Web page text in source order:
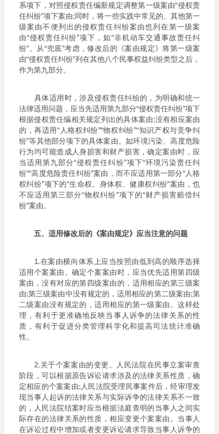
系项下，对照侵权责任编新规定调整第一级案由“侵权责
任纠纷”项下案由;同时，将一些实践中常见的、其他第一
级案由不便列出的侵权责任纠纷案由也列在第一级案
由“侵权责任纠纷”项下，如“非机动车交通事故责任纠
纷”。从“兜底”考虑，修改后的《案由规定》将第一级案
由“侵权责任纠纷”列在其他八个民事权益纠纷类型之后，
作为第九部分。
具体适用时，涉及侵权责任纠纷的，为明确和统一
法律适用问题，应当先适用第九部分“侵权责任纠纷”项下
根据侵权责任编相关规定列出的具体案由;没有相应案由
的，再适用“人格权纠纷”“物权纠纷”“知识产权与竞争纠
纷”等其他部分项下的具体案由。如环境污染、高度危险
行为均可能造成人身损害和财产损害，确定案由时，应
当适用第九部分“侵权责任纠纷”项下“环境污染责任纠
纷”“高度危险责任纠纷”案由，而不应适用第一部分“人格
权纠纷”项下的“生命权、身体权、健康权纠纷”案由，也
不应适用第三部分“物权纠纷”项下的“财产损害赔偿纠
纷”案由。
五、适用修改后的《案由规定》应当注意的问题
1.在案由横向体系上应当按照由低到高的顺序选择
适用个案案由。确定个案案由时，应当优先适用第四级
案由，没有对应的第四级案由的，适用相应的第三级案
由;第三级案由中没有规定的，适用相应的第二级案由;第
二级案由没有规定的，适用相应的第一级案由。这样处
理，有利于更准确地反映当事人诉争的法律关系的性
质，有利于促进分类管理科学化和提高司法统计准确
性。
2.关于个案案由的变更。人民法院在民事立案审查
阶段，可以根据原告诉讼请求涉及的法律关系性质，确
定相应的个案案由;人民法院受理民事案件后，经审理发
现当事人起诉的法律关系与实际诉争的法律关系不一致
的，人民法院结案时应当根据法庭查明的当事人之间实
际存在的法律关系的性质，相应变更个案案由。当事人
在诉讼过程中增加或者变更诉讼请求导致当事人诉争的